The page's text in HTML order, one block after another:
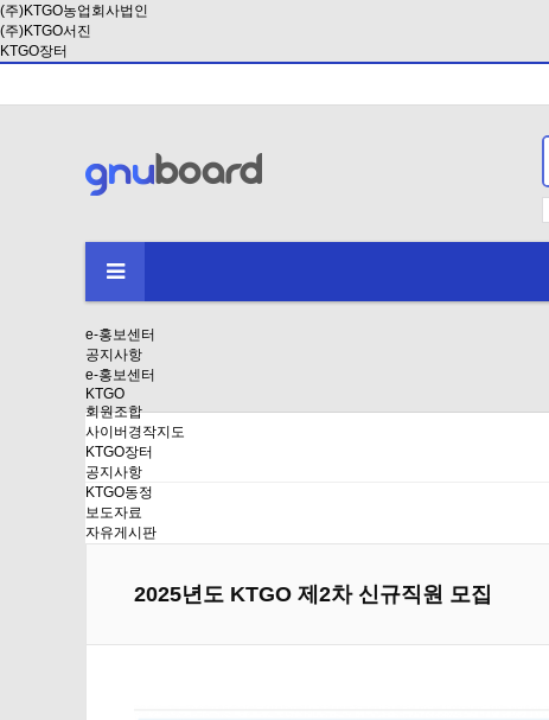
(주)KTGO농업회사법인
(주)KTGO서진
KTGO장터
e-홍보센터
공지사항
e-홍보센터
KTGO
회원조합
사이버경작지도
KTGO장터
공지사항
KTGO동정
보도자료
자유게시판
2025년도 KTGO 제2차 신규직원 모집